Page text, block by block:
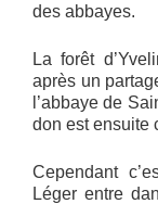
des abbayes.
La forêt
après un
l’abbaye de
don est ensuite
Cependant
Léger entre